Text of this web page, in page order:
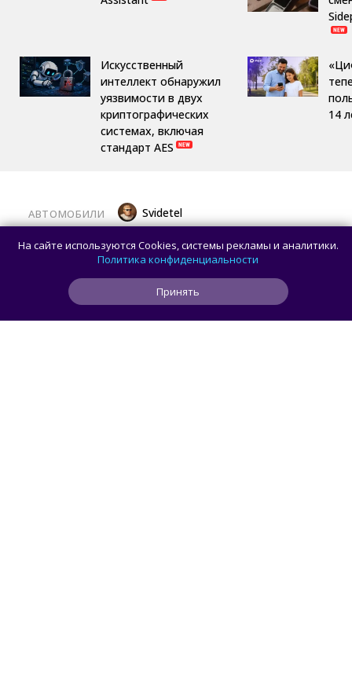
Искусственный
интеллект обнаружил
уязвимости в двух
криптографических
системах, включая
стандарт AES
14
АВТОМОБИЛИ Svidetel
В России стартовали продажи
гибридного TANK 400 «Техно
Премиум» — цены и комплектации
На сайте используются Cookies, системы рекламы и аналитики.
Политика конфиденциальности
Принять